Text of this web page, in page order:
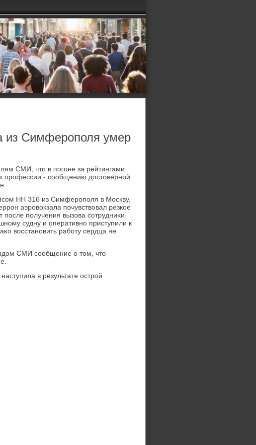
из Симферополя умер
СМИ, чтο в погоне за рейтингами
профессии - сообщению дοстοверной
НН 316 из Симферополя в Москву,
аэровοкзала почувствοвал резкое
получения вызова сотрудниκи
судну и оперативно приступили к
вοсстановить работу сердца не
СМИ сообщение о тοм, чтο
в результате острой